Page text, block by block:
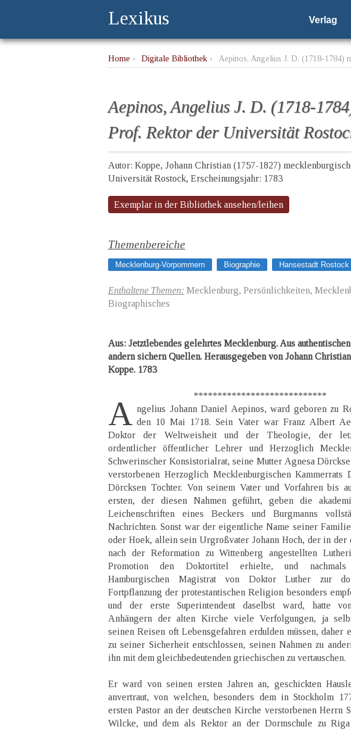
Lexikus Verlag
Home › Digitale Bibliothek › Aepinos, Angelius J. D. (1718-1784)
Aepinos, Angelius J. D. (1718-
Prof. Rektor der Universität
Autor: Koppe, Johann Christian (1757-1827)
Universität Rostock, Erscheinungsjahr: 1783
Exemplar in der Bibliothek ansehen/leihen
Themenbereiche
Mecklenburg-Vorpommern Biographie Hansestadt Rostock
Enthaltene Themen: Mecklenburg, Persönlichkeiten,
Biographisches
Aus: Jetztlebendes gelehrtes Mecklenburg. Aus authentischen
andern sichern Quellen. Herausgegeben von Johann Christian
Koppe. 1783
****************************
A ngelius Johann Daniel Aepinos, ward geboren zu
den 10 Mai 1718. Sein Vater war Franz Albert
Doktor der Weltweisheit und der Theologie, der
ordentlicher öffentlicher Lehrer und Herzoglich
Schwerinscher Konsistorialrat, seine Mutter Agnesa
verstorbenen Herzoglich Mecklenburgischen Kammerrats
Dörcksen Tochter. Von seinem Vater und Vorfahren bis
ersten, der diesen Nahmen geführt, geben die
Leichenschriften eines Beckers und Burgmanns
Nachrichten. Sonst war der eigentliche Name seiner
oder Hoek, allein sein Urgroßvater Johann Hoch, der in der
nach der Reformation zu Wittenberg angestellten
Promotion den Doktortitel erhielte, und nachmals
Hamburgischen Magistrat von Doktor Luther zur
Fortpflanzung der protestantischen Religion besonders
und der erste Superintendent daselbst ward, hatte
Anhängern der alten Kirche viele Verfolgungen, ja
seinen Reisen oft Lebensgefahren erdulden müssen, daher
zu seiner Sicherheit entschlossen, seinen Nahmen zu
ihn mit dem gleichbedeutenden griechischen zu vertauschen.
Er ward von seinen ersten Jahren an, geschickten
anvertraut, von welchen, besonders dem in Stockholm
ersten Pastor an der deutschen Kirche verstorbenen Herrn
Wilcke, und dem als Rektor an der Dormschule zu